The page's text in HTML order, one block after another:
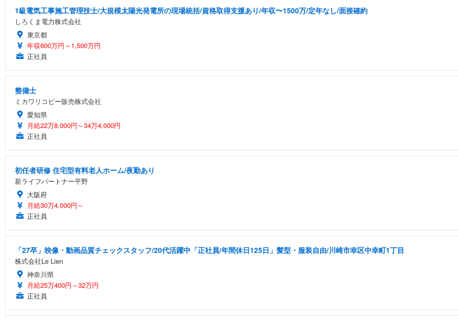
1級電気工事施工管理技士/大規模太陽光発電所の現場統括/資格取得支援あり/年収〜1500万/定年なし/面接確約
しろくま電力株式会社
東京都
年収600万円～1,500万円
正社員
整備士
ミカワリコピー販売株式会社
愛知県
月給22万8,000円～34万4,000円
正社員
初任者研修 住宅型有料老人ホーム/夜勤あり
新ライフパートナー平野
大阪府
月給30万4,000円～
正社員
「27卒」映像・動画品質チェックスタッフ/20代活躍中「正社員/年間休日125日」髪型・服装自由/川崎市幸区中幸町1丁目
株式会社Le Lien
神奈川県
月給25万400円～32万円
正社員